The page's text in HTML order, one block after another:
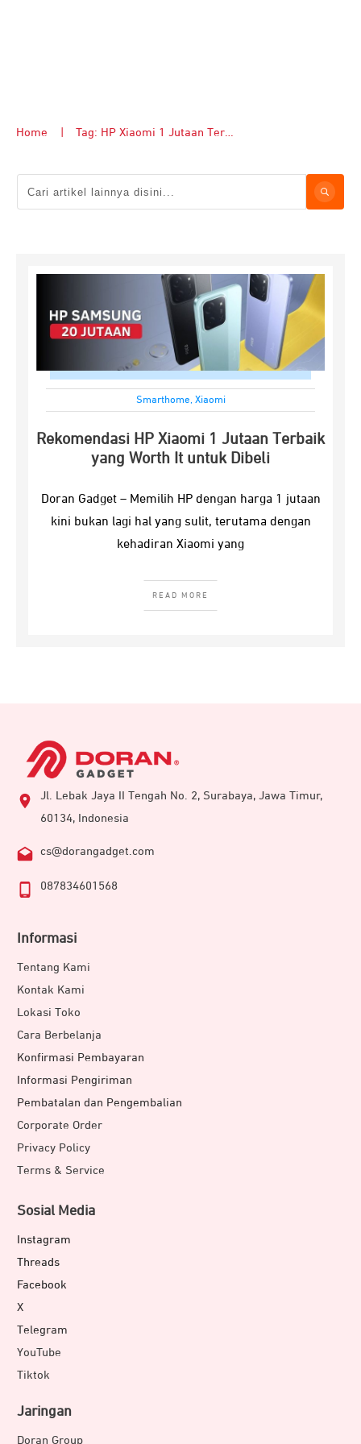
Home Tag: HP Xiaomi 1 Jutaan Terbaik
Smarthome, Xiaomi
Rekomendasi HP Xiaomi 1 Jutaan Terbaik
yang Worth It untuk Dibeli
Doran Gadget – Memilih HP dengan harga 1 jutaan
kini bukan lagi hal yang sulit, terutama dengan
kehadiran Xiaomi yang
READ MORE
Jl. Lebak Jaya II Tengah No. 2, Surabaya, Jawa Timur,
60134, Indonesia
cs@dorangadget.com
087834601568
Informasi
Tentang Kami
Kontak Kami
Lokasi Toko
Cara Berbelanja
Konfirmasi Pembayaran
Informasi Pengiriman
Pembatalan dan Pengembalian
Corporate Order
Privacy Policy
Terms & Service
Sosial Media
Instagram
Threads
Facebook
X
Telegram
YouTube
Tiktok
Jaringan
Doran Group